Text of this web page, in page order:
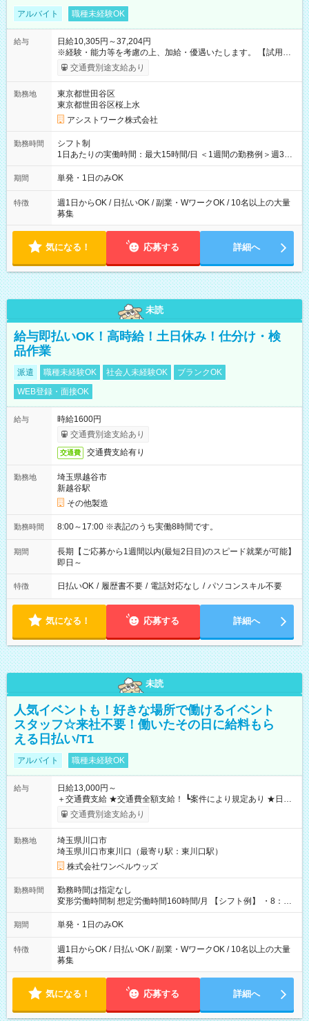
アルバイト 職種未経験OK
給与
日給10,305円～37,204円
※経験・能力等を考慮の上、加給・優遇いたします。 【試用期
間】試用期間なし
交通費別途支給あり
勤務地
東京都世田谷区
東京都世田谷区桜上水
アシストワーク株式会社
勤務時間
シフト制
1日あたりの実働時間：最大15時間/日 ＜1週間の勤務例＞週3回
勤務 勤務：月・水・金 休み：火・木・土・日 好きな時にお仕事
可能です！ ※1日あたりの最大実働時間は日勤、夜勤共に勤務し
期間 単発・1日のみOK
特徴
週1日からOK / 日払いOK / 副業・WワークOK / 10名以上の大量
募集
気になる！ 応募する 詳細へ
未読
給与即払いOK！高時給！土日休み！仕分け・検
品作業
派遣 職種未経験OK 社会人未経験OK
ブランクOK
WEB登録・面接OK
給与
時給1600円
交通費別途支給あり
交通費 交通費支給有り
勤務地
埼玉県越谷市
新越谷駅
その他製造
勤務時間 8:00～17:00 ※表記のうち実働8時間です。
期間
長期【ご応募から1週間以内(最短2日目)のスピード就業が可能】
即日～
特徴 日払いOK / 履歴書不要 / 電話対応なし / パソコンスキル不要
気になる！ 応募する 詳細へ
未読
人気イベントも！好きな場所で働けるイベント
スタッフ☆来社不要！働いたその日に給料もら
える日払い/T1
アルバイト 職種未経験OK
給与
日給13,000円～
＋交通費支給 ★交通費全額支給！ ┗案件により規定あり ★日払
いOK！（規定あり） ┗働いたその日に現金GET♪ お仕事後はコ
ンビニATMから 日払い分を引き落とせます！ 【試用期間】試
交通費別途支給あり
勤務地
埼玉県川口市
埼玉県川口市東川口（最寄り駅：東川口駅）
株式会社ワンベルウッズ
勤務時間
勤務時間は指定なし
変形労働時間制 想定労働時間160時間/月 【シフト例】 ・8：00
～21：00
期間 単発・1日のみOK
特徴
週1日からOK / 日払いOK / 副業・WワークOK / 10名以上の大量
募集
気になる！ 応募する 詳細へ